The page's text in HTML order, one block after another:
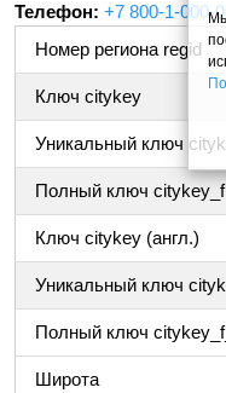
Телефон: +7 800-1-000-
Номер региона regid
Ключ citykey
Уникальный ключ
Полный ключ citykey_f
Ключ citykey (англ.)
Уникальный ключ
Полный ключ
Широта